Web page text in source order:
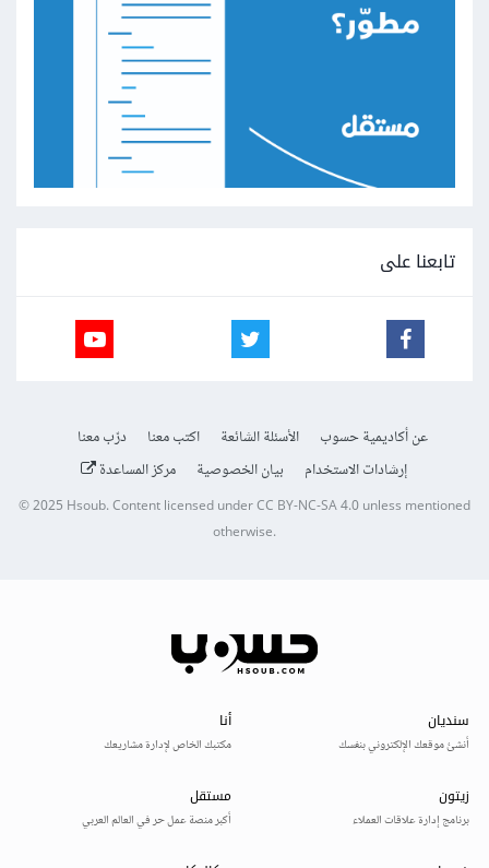
تابعنا على
عن أكاديمية حسوب الأسئلة الشائعة اكتب معنا
درّب معنا
إرشادات الاستخدام
بيان الخصوصية مركز المساعدة
© 2025Hsoub.Content licensed underCC BY-NC-SA 4.0unless mentioned
otherwise.